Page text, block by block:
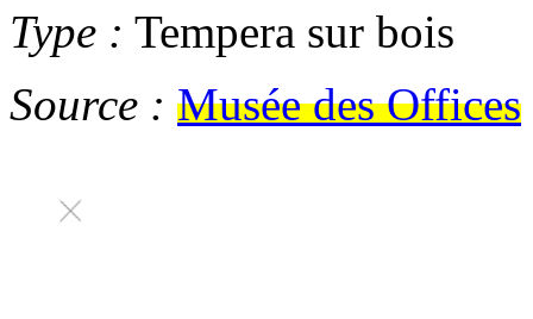
Type : Tempera sur bois
Source : Musée des Offices